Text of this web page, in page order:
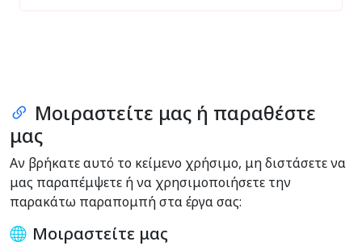
Μοιραστείτε μας ή παραθέστε
μας
Αν βρήκατε αυτό το κείμενο χρήσιμο, μη διστάσετε να
μας παραπέμψετε ή να χρησιμοποιήσετε την
παρακάτω παραπομπή στα έργα σας:
Μοιραστείτε μας